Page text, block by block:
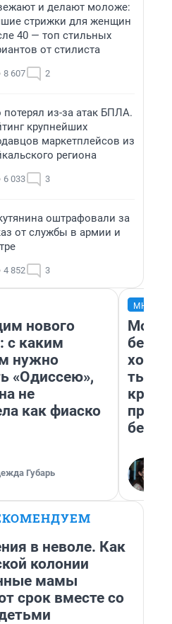
и делают моложе:
стрижки для женщин
40 — топ стильных
от стилиста
8 607 2
потерял из-за атак БПЛА.
крупнейших
маркетплейсов из
региона
6 033 3
оштрафовали за
от службы в армии и
4 852 3
нового
с каким
нужно
«Одиссею»,
не
как фиаско
Губарь
Мой
в неволе. Как
колонии
мамы
срок вместе со